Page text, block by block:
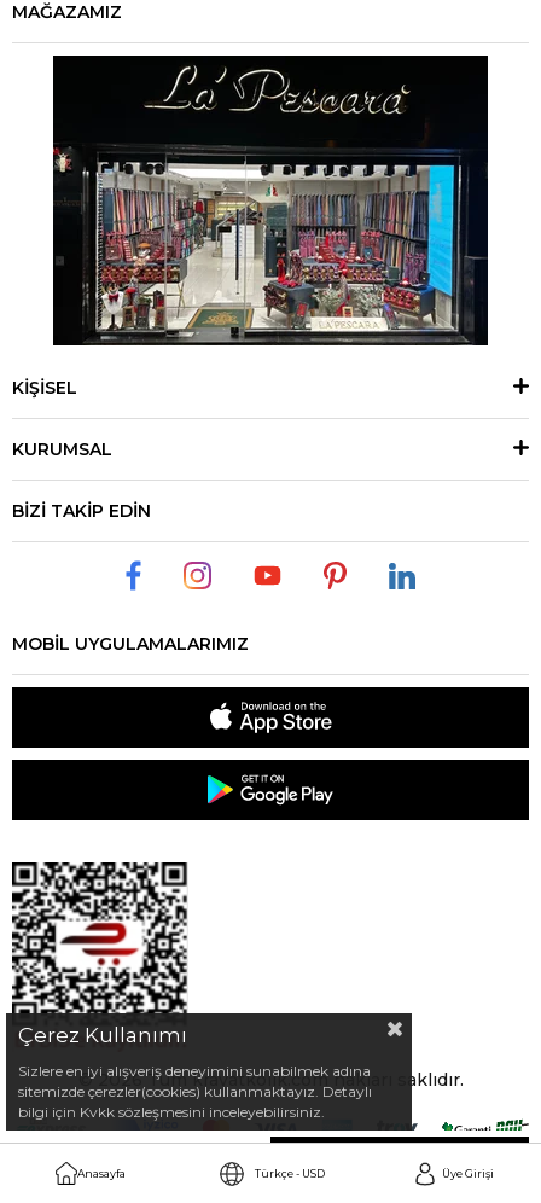
USD12.45
MAĞAZAMIZ
KİŞİSEL
KURUMSAL
BİZİ TAKİP EDİN
MOBİL UYGULAMALARIMIZ
© 2026 Tüm kravatkolik.com hakları saklıdır.
Çerez Kullanımı
Sizlere en iyi alışveriş deneyimini sunabilmek adına
sitemizde çerezler(cookies) kullanmaktayız. Detaylı
bilgi için Kvkk sözleşmesini inceleyebilirsiniz.
Anasayfa Türkçe - USD Üye Girişi